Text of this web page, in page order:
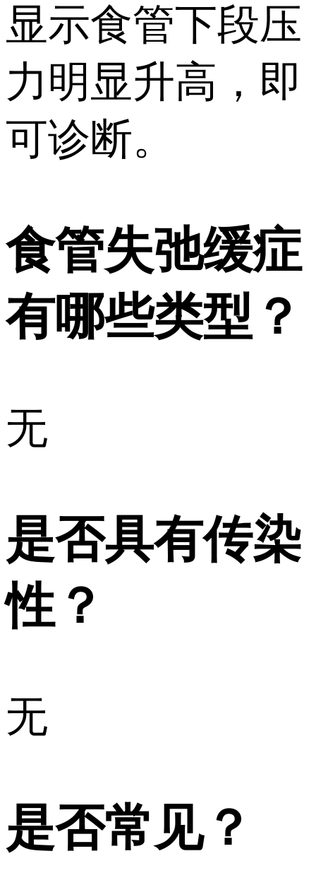
显示食管下段压
力明显升高，即
可诊断。
食管失弛缓症
有哪些类型？
无
是否具有传染
性？
无
是否常见？